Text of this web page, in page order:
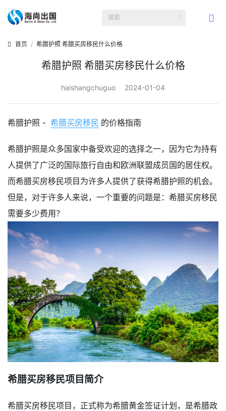
首页 希腊护照 希腊买房移民什么价格
希腊护照 希腊买房移民什么价格
haishangchuguo 2024-01-04
希腊护照 - 希腊买房移民 的价格指南
希腊护照是众多国家中备受欢迎的选择之一，因为它为持有
人提供了广泛的国际旅行自由和欧洲联盟成员国的居住权。
而希腊买房移民项目为许多人提供了获得希腊护照的机会。
但是，对于许多人来说，一个重要的问题是：希腊买房移民
需要多少费用？
希腊买房移民项目简介
希腊买房移民项目，正式称为希腊黄金签证计划，是希腊政